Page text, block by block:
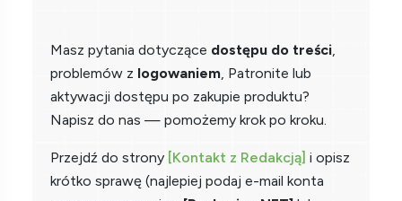
Masz pytania dotyczące dostępu do treści,
problemów z logowaniem, Patronite lub
aktywacji dostępu po zakupie produktu?
Napisz do nas — pomożemy krok po kroku.
Przejdź do strony [Kontakt z Redakcją] i opisz
krótko sprawę (najlepiej podaj e-mail konta